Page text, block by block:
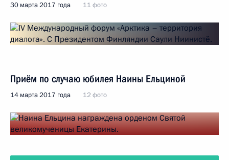
30 марта 2017 года 11 фото
Приём по случаю юбилея Наины Ельциной
14 марта 2017 года 12 фото